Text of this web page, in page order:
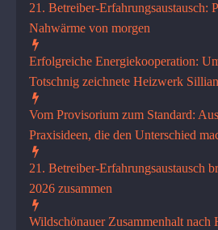
21. Betreiber-Erfahrungsaustausch:
Nahwärme von morgen
Erfolgreiche Energiekooperati­on:
Totschnig zeichnete Heizwerk
Vom Provisorium zum Standard:
Praxisideen, die den Unterschied
21. Betreiber-Erfahrungsaustausch
2026 zusammen
Wildschönauer Zusammenhalt nach